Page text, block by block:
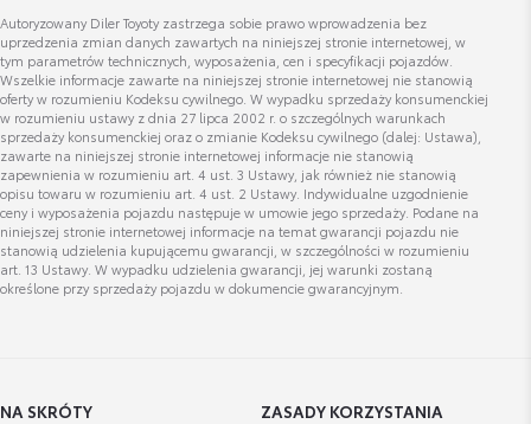
3 287,38 zł Zobacz szczegóły
Wyświetl numer
bartlomiej.ziolek@toyota-wisniewski.pl
Autoryzowany Diler Toyoty zastrzega sobie prawo wprowadzenia bez
uprzedzenia zmian danych zawartych na niniejszej stronie internetowej, w
tym parametrów technicznych, wyposażenia, cen i specyfikacji pojazdów.
Wszelkie informacje zawarte na niniejszej stronie internetowej nie stanowią
oferty w rozumieniu Kodeksu cywilnego. W wypadku sprzedaży konsumenckiej
w rozumieniu ustawy z dnia 27 lipca 2002 r. o szczególnych warunkach
sprzedaży konsumenckiej oraz o zmianie Kodeksu cywilnego (dalej: Ustawa),
zawarte na niniejszej stronie internetowej informacje nie stanowią
zapewnienia w rozumieniu art. 4 ust. 3 Ustawy, jak również nie stanowią
opisu towaru w rozumieniu art. 4 ust. 2 Ustawy. Indywidualne uzgodnienie
ceny i wyposażenia pojazdu następuje w umowie jego sprzedaży. Podane na
niniejszej stronie internetowej informacje na temat gwarancji pojazdu nie
stanowią udzielenia kupującemu gwarancji, w szczególności w rozumieniu
art. 13 Ustawy. W wypadku udzielenia gwarancji, jej warunki zostaną
określone przy sprzedaży pojazdu w dokumencie gwarancyjnym.
NA SKRÓTY
ZASADY KORZYSTANIA